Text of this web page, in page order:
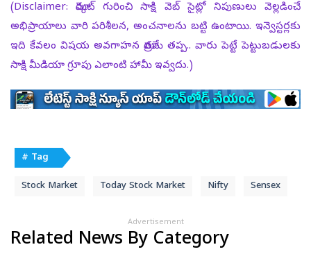
(Disclaimer: మార్కెట్ గురించి సాక్షి వెబ్ సైట్లో నిపుణులు వెల్లడించే
అభిప్రాయాలు వారి పరిశీలన, అంచనాలను బట్టి ఉంటాయి. ఇన్వెస్టర్లకు
ఇది కేవలం విషయ అవగాహన మాత్రమే తప్ప.. వారు పెట్టే పెట్టుబడులకు
సాక్షి మీడియా గ్రూపు ఎలాంటి హామీ ఇవ్వదు.)
# Tag
Stock Market Today Stock Market Nifty Sensex
Advertisement
Related News By Category